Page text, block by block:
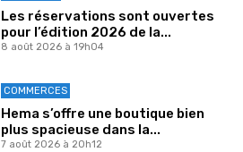
Les réservations sont ouvertes
pour l’édition 2026 de la...
8 août 2026 à 19h04
COMMERCES
Hema s’offre une boutique bien
plus spacieuse dans la...
7 août 2026 à 20h12